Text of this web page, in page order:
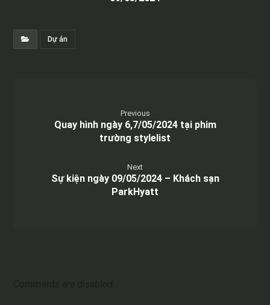
Dự án
Previous
Quay hình ngày 6,7/05/2024 tại phim
trường stylelist
Next
Sự kiện ngày 09/05/2024 – Khách sạn
ParkHyatt